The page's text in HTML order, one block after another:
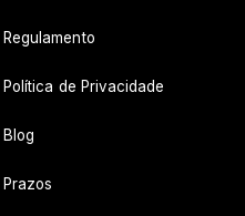
Regulamento
Política de Privacidade
Blog
Prazos